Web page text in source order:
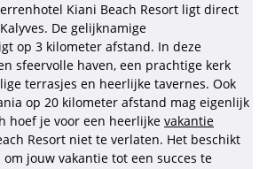
Kiani Beach Resort ligt direct
De gelijknamige
op 3 kilometer afstand. In deze
sfeervolle haven, een prachtige kerk
terrasjes en heerlijke tavernes. Ook
op 20 kilometer afstand mag eigenlijk
hoef je voor een heerlijke vakantie
Resort niet te verlaten. Het beschikt
jouw vakantie tot een succes te